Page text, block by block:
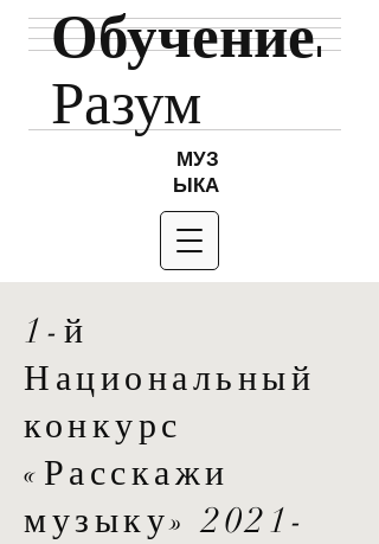
Обучение.
Разум
МУЗ
ЫКА
1-й
Национальный
конкурс
«Расскажи
музыку»2021-